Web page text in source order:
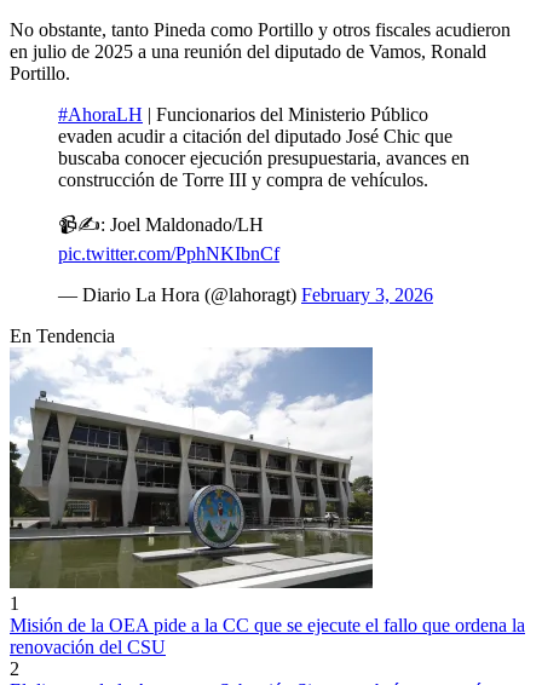
No obstante, tanto Pineda como Portillo y otros fiscales acudieron
en julio de 2025 a una reunión del diputado de Vamos, Ronald
Portillo.
#AhoraLH | Funcionarios del Ministerio Público
evaden acudir a citación del diputado José Chic que
buscaba conocer ejecución presupuestaria, avances en
construcción de Torre III y compra de vehículos.
📹✍️: Joel Maldonado/LH
pic.twitter.com/PphNKIbnCf
— Diario La Hora (@lahoragt) February 3, 2026
En Tendencia
1
Misión de la OEA pide a la CC que se ejecute el fallo que ordena la
renovación del CSU
2